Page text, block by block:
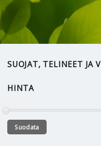
SUOJAT, TELINEET JA
HINTA
Minimihinta
Maksimihinta
Suodata